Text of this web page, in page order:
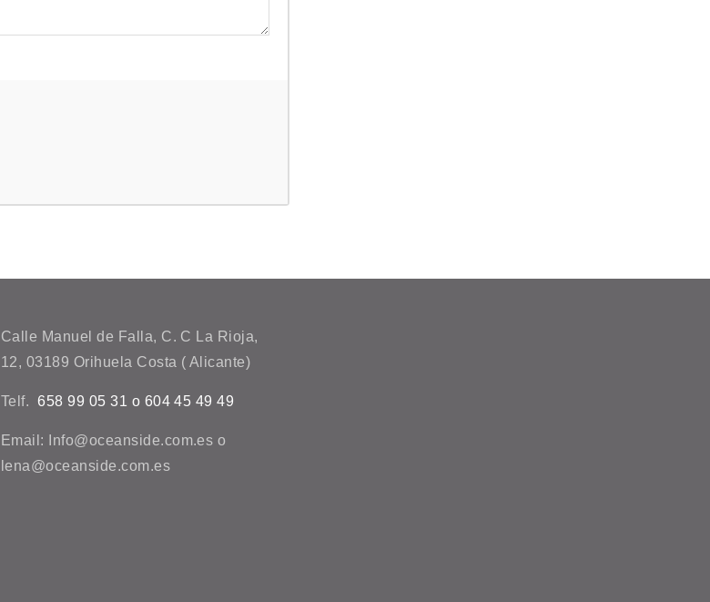
Calle Manuel de Falla, C. C La Rioja,
12, 03189 Orihuela Costa ( Alicante)
Telf. 658 99 05 31 o 604 45 49 49
Email: Info@oceanside.com.es o
lena@oceanside.com.es